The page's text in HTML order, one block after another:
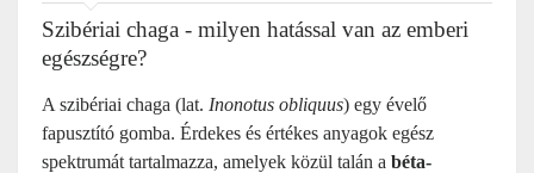
Szibériai chaga - milyen hatással van az emberi
egészségre?
A szibériai chaga (lat. Inonotus obliquus) egy évelő
fapusztító gomba. Érdekes és értékes anyagok egész
spektrumát tartalmazza, amelyek közül talán a béta-